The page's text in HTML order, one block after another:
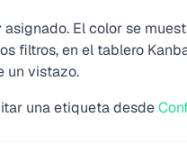
asignado. El color se
filtros, en el tablero
un vistazo.
una etiqueta desde